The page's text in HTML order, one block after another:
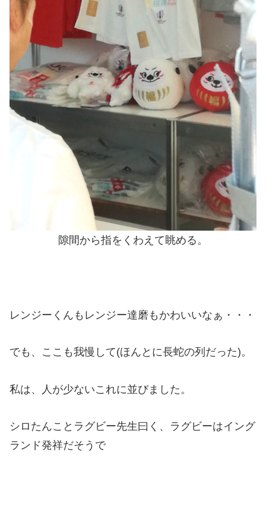
隙間から指をくわえて眺める。
レンジーくんもレンジー達磨もかわいいなぁ・・・
でも、ここも我慢して(ほんとに長蛇の列だった)。
私は、人が少ないこれに並びました。
シロたんことラグビー先生曰く、ラグビーはイング
ランド発祥だそうで